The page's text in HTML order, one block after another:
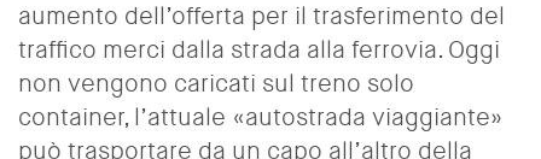
aumento dell’offerta per il trasferimento del
traffico merci dalla strada alla ferrovia. Oggi
non vengono caricati sul treno solo
container, l’attuale «autostrada viaggiante»
può trasportare da un capo all’altro della